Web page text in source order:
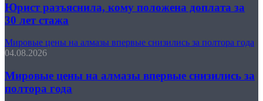
Юрист разъяснила, кому положена доплата за
30 лет стажа
Мировые цены на алмазы впервые снизились за полтора года
04.08.2026
Мировые цены на алмазы впервые снизились за
полтора года